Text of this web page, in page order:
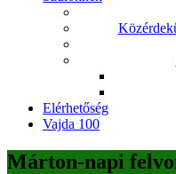
Elérhetőség
Vajda 100
Márton-napi